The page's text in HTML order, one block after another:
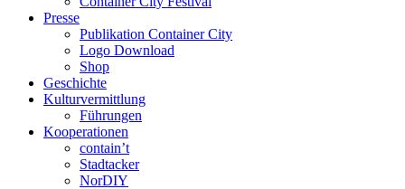
Presse
Publikation Container City
Logo Download
Shop
Geschichte
Kulturvermittlung
Führungen
Kooperationen
contain’t
Stadtacker
NorDIY